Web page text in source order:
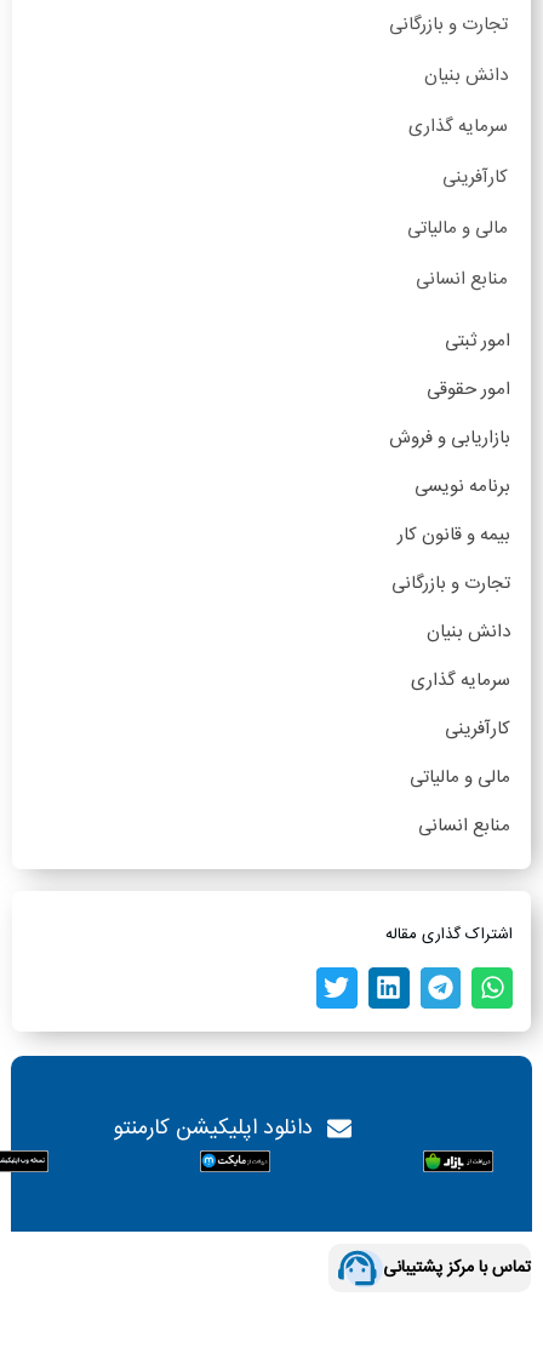
تجارت و بازرگانی
دانش بنیان
سرمایه گذاری
کارآفرینی
مالی و مالیاتی
منابع انسانی
امور ثبتی
امور حقوقی
بازاریابی و فروش
برنامه نویسی
بیمه و قانون کار
تجارت و بازرگانی
دانش بنیان
سرمایه گذاری
کارآفرینی
مالی و مالیاتی
منابع انسانی
اشتراک گذاری مقاله
دانلود اپلیکیشن کارمنتو
تماس با مرکز پشتیبانی